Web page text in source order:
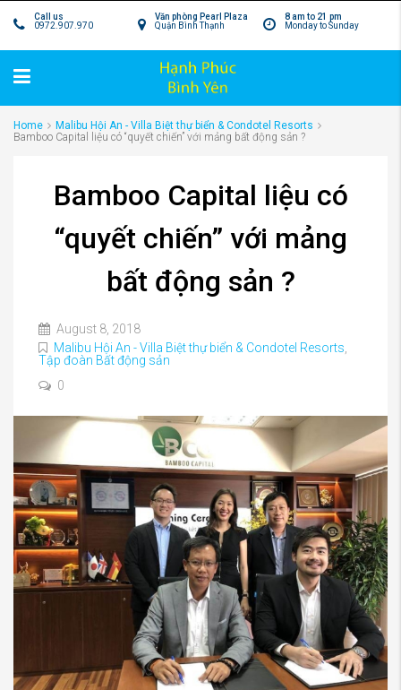
8 am to 21 pm
Monday to Sunday
Văn phòng Pearl Plaza
Quận Bình Thạnh
Call us
0972.907.970
Home
Malibu Hội An - Villa Biệt thự biển & Condotel Resorts
Bamboo Capital liệu có “quyết chiến” với mảng bất động sản ?
Bamboo Capital liệu có
“quyết chiến” với mảng
bất động sản ?
August 8, 2018
Malibu Hội An - Villa Biệt thự biển & Condotel Resorts
Tập đoàn Bất động sản
0